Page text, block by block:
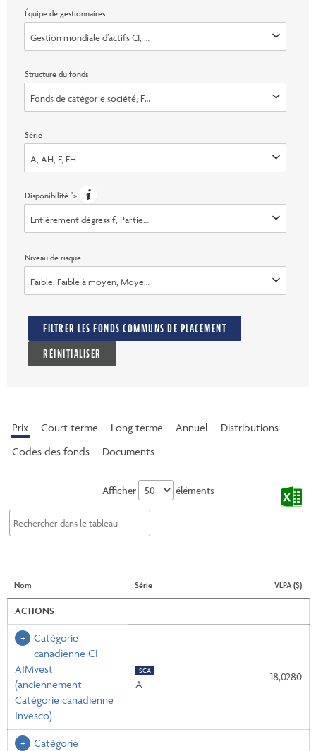
Équipe de gestionnaires
Gestion mondiale d’actifs CI, Invesco Advisers, Inc., Marret (faisant
Structure du fonds
Fonds de catégorie société, Fonds de fiducie
Série
A, AH, F, FH
Disponibilité ">
Entièrement dégressif, Partiellement plafonné, Ouvert, Échange
Niveau de risque
Faible, Faible à moyen, Moyen, Moyen &agrave; &eacute;lev&eacute;,
FILTRER LES FONDS COMMUNS DE PLACEMENT
RÉINITIALISER
Prix Court terme Long terme Annuel
Distributions
Codes des fonds
Documents
Afficher éléments
Nom Série VLPA ($)
ACTIONS
Catégorie
canadienne CI
AIMvest
(anciennement
Catégorie canadienne
Invesco)
$CA
A
18,0280
Catégorie